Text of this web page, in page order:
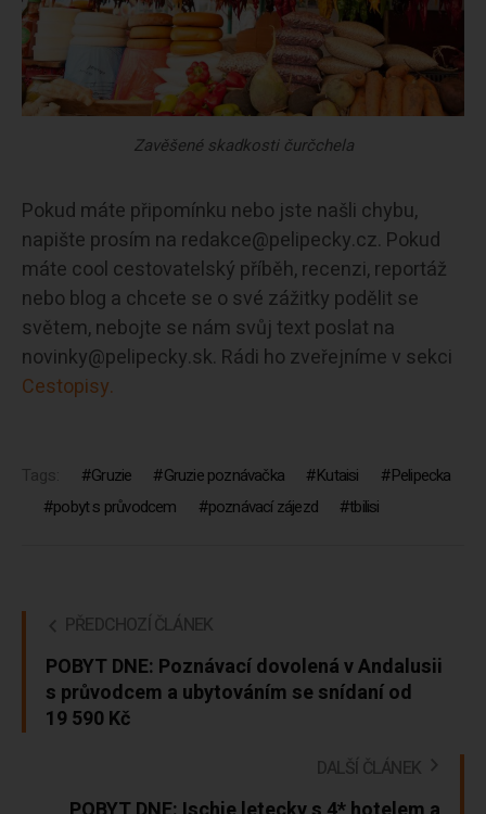
Zavěšené skadkosti čurčchela
Pokud máte připomínku nebo jste našli chybu,
napište prosím na redakce@pelipecky.cz. Pokud
máte cool cestovatelský příběh, recenzi, reportáž
nebo blog a chcete se o své zážitky podělit se
světem, nebojte se nám svůj text poslat na
novinky@pelipecky.sk. Rádi ho zveřejníme v sekci
Cestopisy.
Tags: Gruzie Gruzie poznávačka Kutaisi
Pelipecka
pobyt s průvodcem
poznávací zájezd tbilisi
PŘEDCHOZÍ ČLÁNEK
POBYT DNE: Poznávací dovolená v Andalusii
s průvodcem a ubytováním se snídaní od
19 590 Kč
DALŠÍ ČLÁNEK